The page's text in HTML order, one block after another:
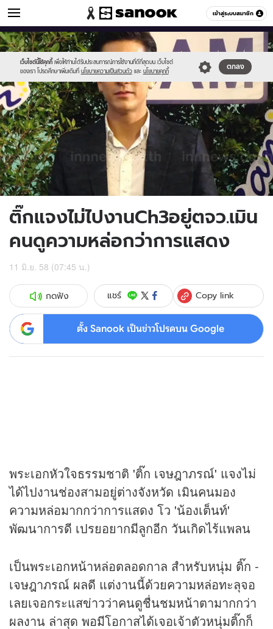
เข้าสู่ระบบสมาชิก
ข่าวบันเทิง หมวดอื่นๆ
เว็บไซต์นี้ใช้คุกกี้ เพื่อให้ท่านได้รับประสบการณ์การใช้งานที่ดีที่สุดบน เว็บไซต์
ของเรา โปรดศึกษาเพิ่มเติมที่ นโยบายความเป็นส่วนตัว และ นโยบายคุกกี้
ตกลง
Sanook
//s.isanook.com/sr/0/images/logo-
new-
sanook.png
600
60
//s.isanook.com/ns/0/ud/362/1810386/624117-
01.jpg
ติ๊กแจงไม่ไปงานCh3อยู่ตจว.เมิน
คนดูความหล่อกว่าการแสดง
11 มิ.ย. 58 (07:45 น.)
กดฟัง แชร์ Copy link
ตั้ง Sanook เป็นข่าวโปรดบน Google
พระเอกหัวใจธรรมชาติ 'ติ๊ก เจษฎาภรณ์' แจงไม่
ได้ไปงานช่องสามอยู่ต่างจังหวัด เมินคนมอง
ความหล่อมากกว่าการแสดง โว 'น้องเต็นท์'
พัฒนาการดี เปรยอยากมีลูกอีก วันเกิดไร้แพลน
เป็นพระเอกหน้าหล่อตลอดกาล สำหรับหนุ่ม ติ๊ก -
เจษฎาภรณ์ ผลดี แต่งานนี้ด้วยความหล่อทะลุจอ
เลยเจอกระแสข่าวว่าคนดูชื่นชมหน้าตามากกว่า
ผลงาน ล่าสุด พอมีโอกาสได้เจอเจ้าตัวหนุ่มติ๊กก็